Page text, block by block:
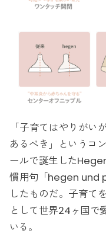
「子育てはやりがい
あるべき」というコ
ールで誕生した
慣用句「hegen und
したものだ。子育て
として世界24ヶ国で
いる。